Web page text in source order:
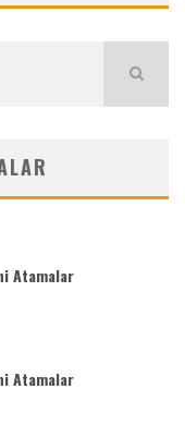
Atamalar
Atamalar